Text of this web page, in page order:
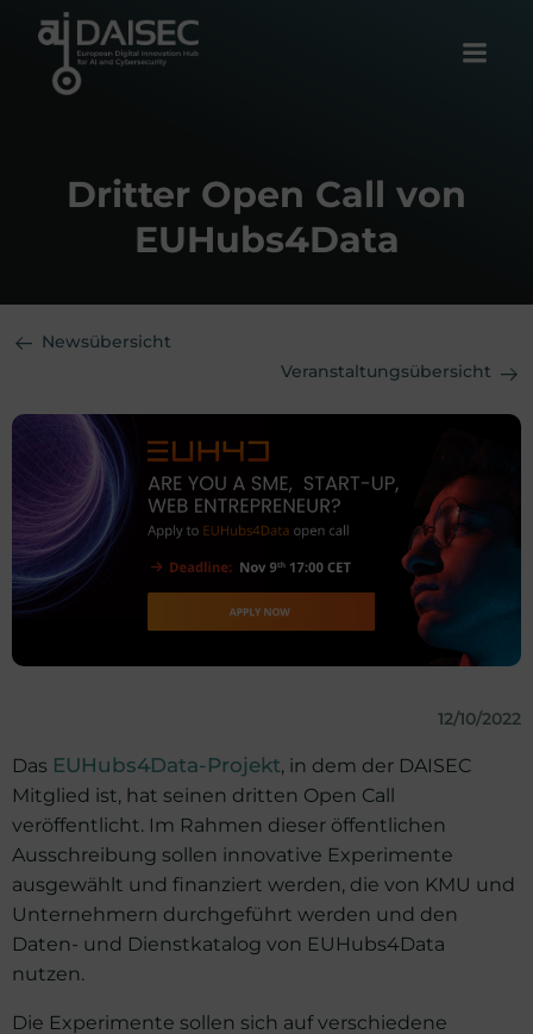
Dritter Open Call von
EUHubs4Data
Newsübersicht
Veranstaltungsübersicht
12/10/2022
Das EUHubs4Data-Projekt, in dem der DAISEC
Mitglied ist, hat seinen dritten Open Call
veröffentlicht. Im Rahmen dieser öffentlichen
Ausschreibung sollen innovative Experimente
ausgewählt und finanziert werden, die von KMU und
Unternehmern durchgeführt werden und den
Daten- und Dienstkatalog von EUHubs4Data
nutzen.
Die Experimente sollen sich auf verschiedene